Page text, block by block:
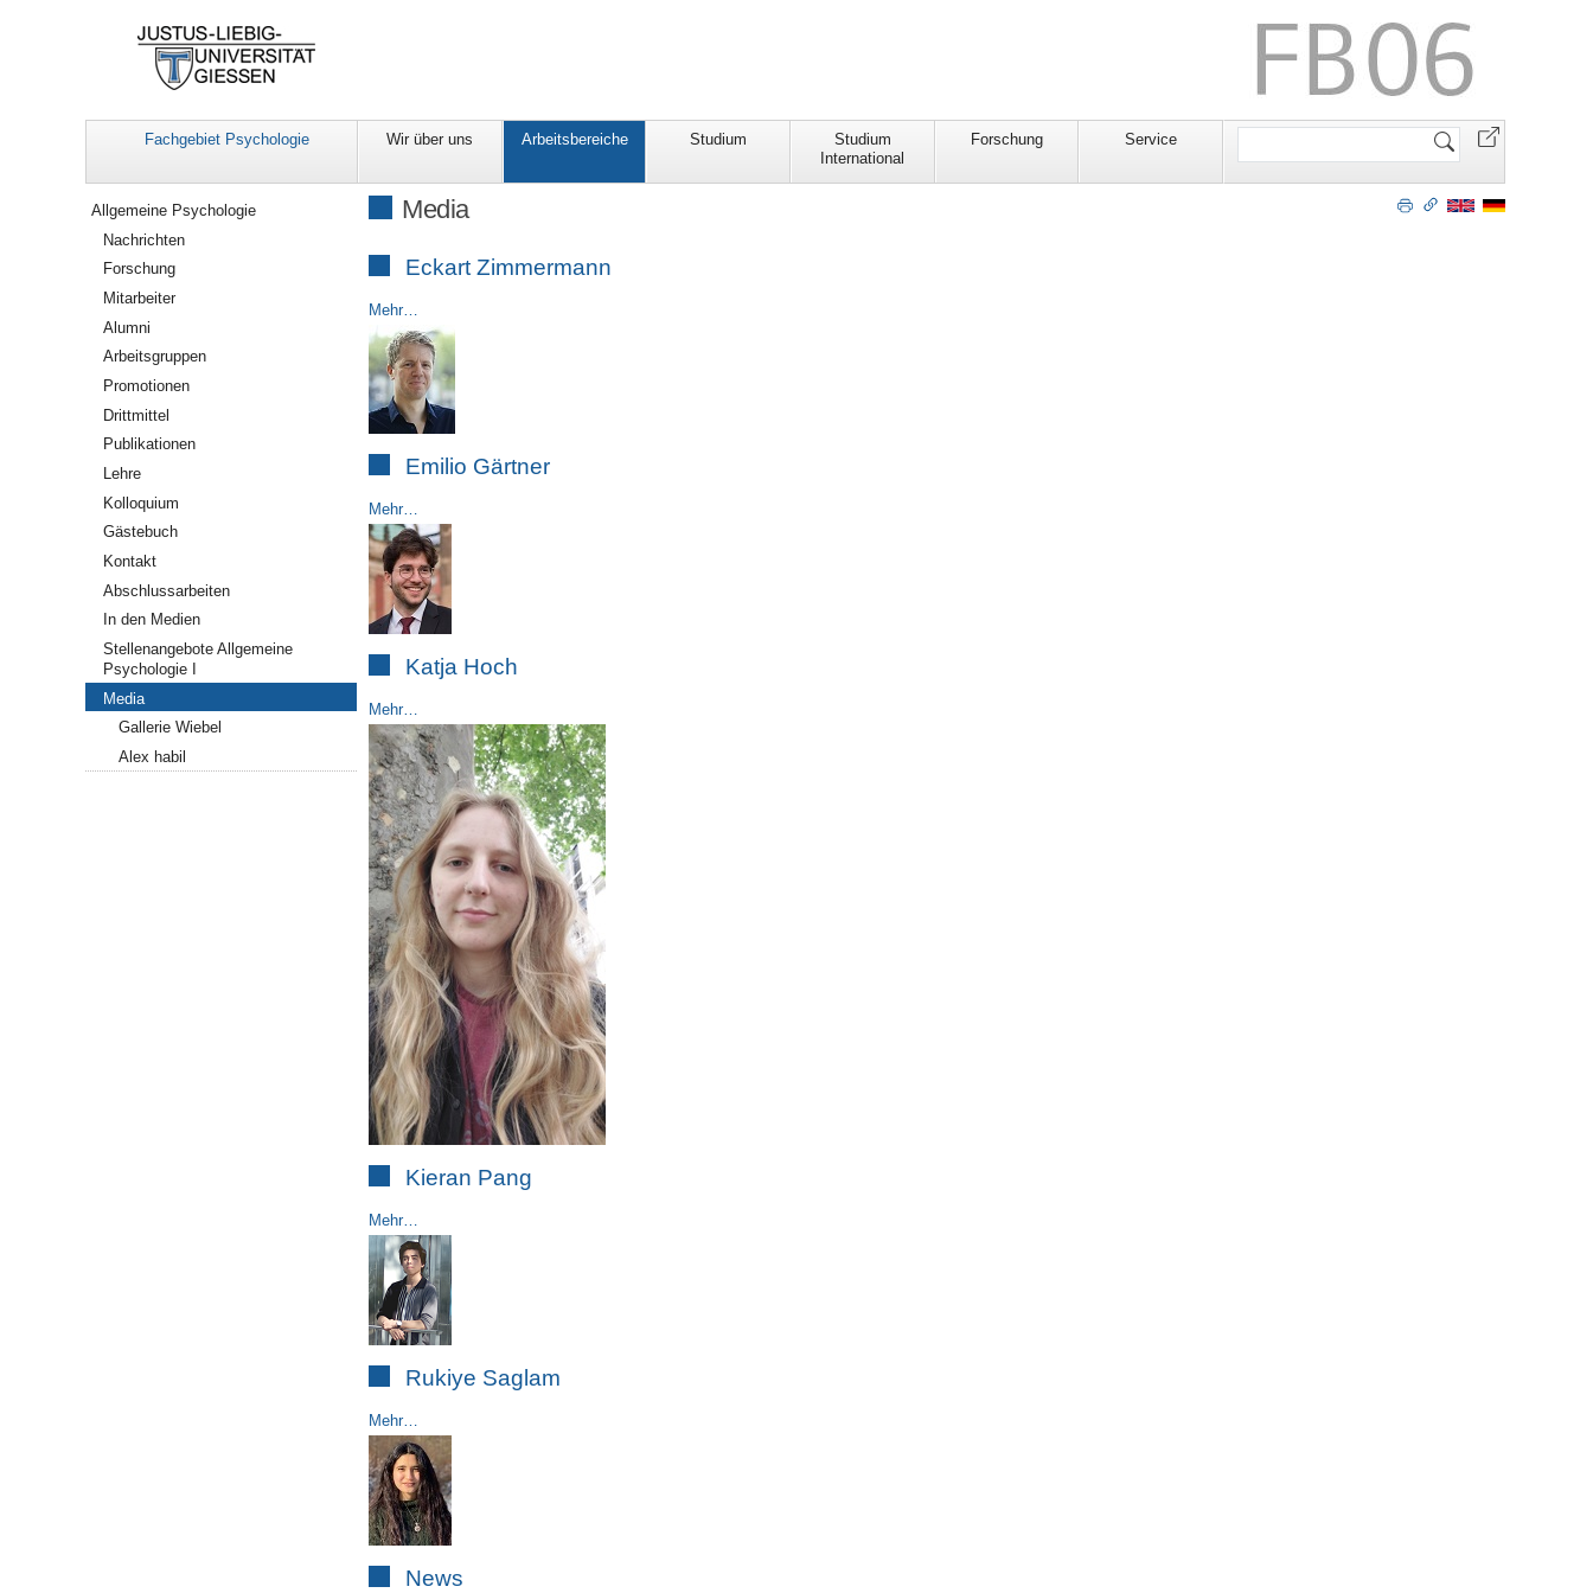
Fachgebiet Psychologie Wir über uns Arbeitsbereiche Studium
Studium
International
Forschung Service
Website
Media
Eckart Zimmermann
Mehr…
Emilio Gärtner
Mehr…
Katja Hoch
Mehr…
Kieran Pang
Mehr…
Rukiye Saglam
Mehr…
News
Navigation
Allgemeine Psychologie
Nachrichten
Forschung
Mitarbeiter
Alumni
Arbeitsgruppen
Promotionen
Drittmittel
Publikationen
Lehre
Kolloquium
Gästebuch
Kontakt
Abschlussarbeiten
In den Medien
Stellenangebote Allgemeine
Psychologie I
Media
Gallerie Wiebel
Alex habil